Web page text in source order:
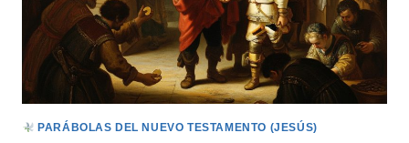
PARÁBOLAS DEL NUEVO TESTAMENTO (JESÚS)